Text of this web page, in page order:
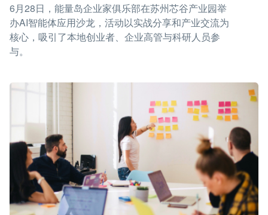
6月28日，能量岛企业家俱乐部在苏州芯谷产业园举
办AI智能体应用沙龙，活动以实战分享和产业交流为
核心，吸引了本地创业者、企业高管与科研人员参
与。